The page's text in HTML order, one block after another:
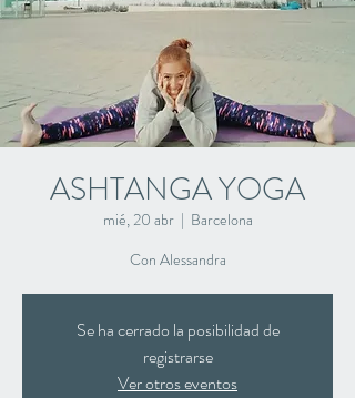
ASHTANGA YOGA
mié, 20 abr
  |
Barcelona
Con Alessandra
Se ha cerrado la posibilidad de
registrarse
Ver otros eventos